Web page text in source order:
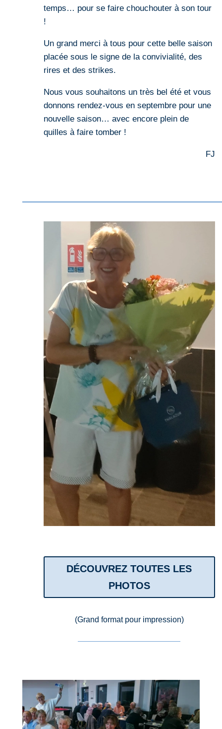
temps… pour se faire chouchouter à son tour
!
Un grand merci à tous pour cette belle saison
placée sous le signe de la convivialité, des
rires et des strikes.
Nous vous souhaitons un très bel été et vous
donnons rendez-vous en septembre pour une
nouvelle saison… avec encore plein de
quilles à faire tomber !
FJ
DÉCOUVREZ TOUTES LES
PHOTOS
(Grand format pour impression)